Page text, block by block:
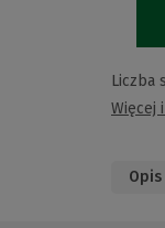
Liczba
Więcej